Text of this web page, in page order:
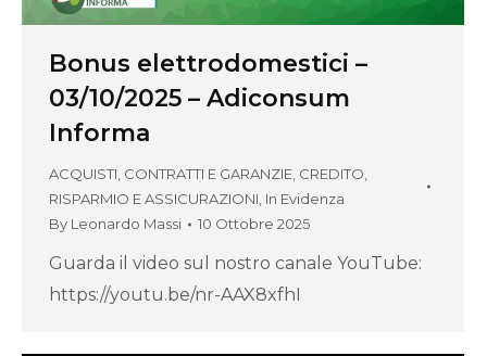
Bonus elettrodomestici –
03/10/2025 – Adiconsum
Informa
ACQUISTI, CONTRATTI E GARANZIE CREDITO,
RISPARMIO E ASSICURAZIONI In Evidenza
By Leonardo Massi 10 Ottobre 2025
Guarda il video sul nostro canale YouTube:
https://youtu.be/nr-AAX8xfhI